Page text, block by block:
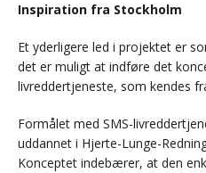
Inspiration fra Stockholm
Et yderligere led i projektet er
det er muligt at indføre det
livreddertjeneste, som kendes
Formålet med SMS-
uddannet i Hjerte-Lunge-
Konceptet indebærer, at den